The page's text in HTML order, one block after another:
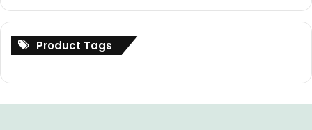
Product Tags